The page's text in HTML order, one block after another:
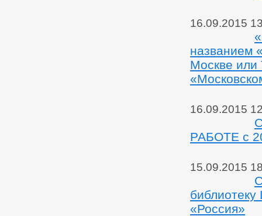
16.09.2015
названием
Москве или
16.09.2015
РАБОТЕ с
15.09.2015
«Россия»